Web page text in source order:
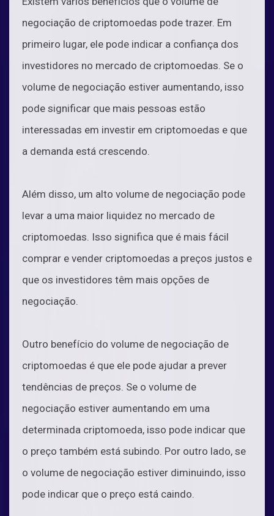
negociação de criptomoedas pode trazer. Em
primeiro lugar, ele pode indicar a confiança dos
investidores no mercado de criptomoedas. Se o
volume de negociação estiver aumentando, isso
pode significar que mais pessoas estão
interessadas em investir em criptomoedas e que
a demanda está crescendo.
Além disso, um alto volume de negociação pode
levar a uma maior liquidez no mercado de
criptomoedas. Isso significa que é mais fácil
comprar e vender criptomoedas a preços justos e
que os investidores têm mais opções de
negociação.
Outro benefício do volume de negociação de
criptomoedas é que ele pode ajudar a prever
tendências de preços. Se o volume de
negociação estiver aumentando em uma
determinada criptomoeda, isso pode indicar que
o preço também está subindo. Por outro lado, se
o volume de negociação estiver diminuindo, isso
pode indicar que o preço está caindo.